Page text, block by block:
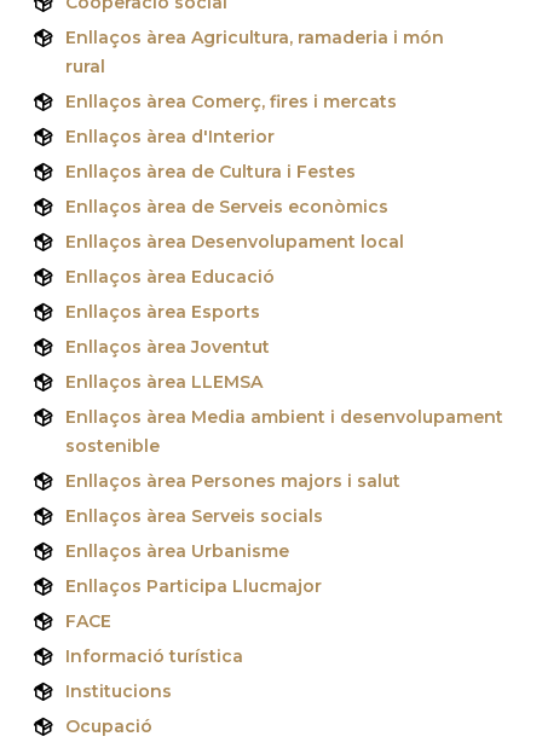
Enllaços àrea Agricultura, ramaderia i món
rural
Enllaços àrea Comerç, fires i mercats
Enllaços àrea d'Interior
Enllaços àrea de Cultura i Festes
Enllaços àrea de Serveis econòmics
Enllaços àrea Desenvolupament local
Enllaços àrea Educació
Enllaços àrea Esports
Enllaços àrea Joventut
Enllaços àrea LLEMSA
Enllaços àrea Media ambient i desenvolupament
sostenible
Enllaços àrea Persones majors i salut
Enllaços àrea Serveis socials
Enllaços àrea Urbanisme
Enllaços Participa Llucmajor
FACE
Informació turística
Institucions
Ocupació